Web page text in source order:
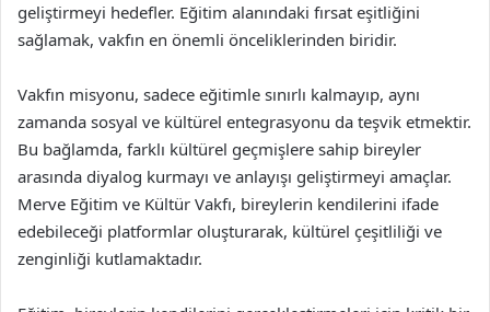
geliştirmeyi hedefler. Eğitim alanındaki fırsat eşitliğini
sağlamak, vakfın en önemli önceliklerinden biridir.
Vakfın misyonu, sadece eğitimle sınırlı kalmayıp, aynı
zamanda sosyal ve kültürel entegrasyonu da teşvik etmektir.
Bu bağlamda, farklı kültürel geçmişlere sahip bireyler
arasında diyalog kurmayı ve anlayışı geliştirmeyi amaçlar.
Merve Eğitim ve Kültür Vakfı, bireylerin kendilerini ifade
edebileceği platformlar oluşturarak, kültürel çeşitliliği ve
zenginliği kutlamaktadır.